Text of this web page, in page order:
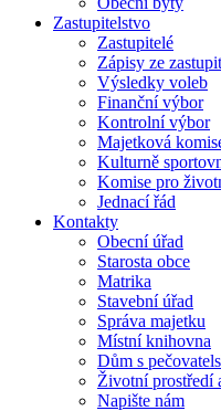
Zastupitelstvo
Zastupitelé
Zápisy ze
Výsledky voleb
Finanční výbor
Kontrolní výbor
Majetková
Kulturně
Komise pro
Jednací řád
Kontakty
Obecní úřad
Starosta obce
Matrika
Stavební úřad
Správa majetku
Místní knihovna
Dům s
Životní prostředí
Napište nám